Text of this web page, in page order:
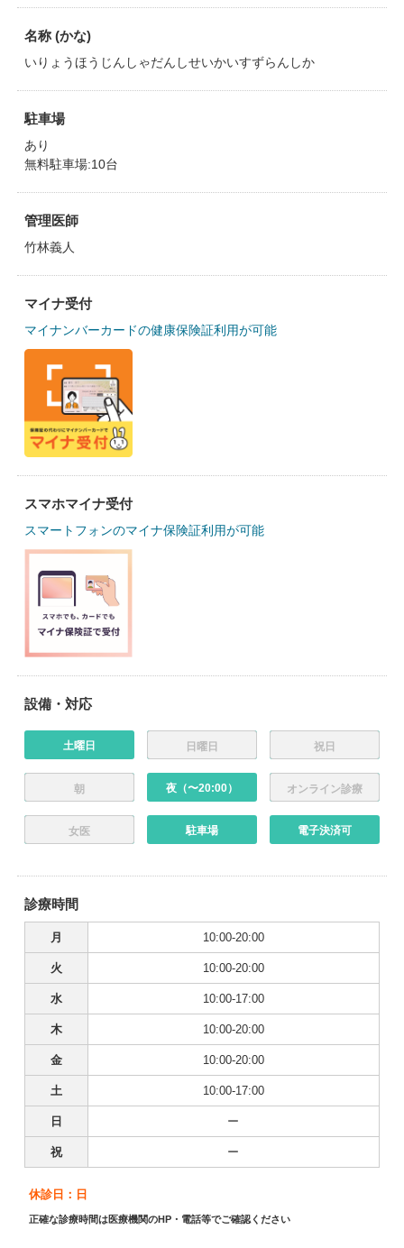
名称 (かな)
いりょうほうじんしゃだんしせいかいすずらんしか
駐車場
あり
無料駐車場:10台
管理医師
竹林義人
マイナ受付
マイナンバーカードの健康保険証利用が可能
スマホマイナ受付
スマートフォンのマイナ保険証利用が可能
設備・対応
土曜日 日曜日 祝日
朝 夜（〜20:00） オンライン診療
女医 駐車場 電子決済可
診療時間
月 10:00-20:00
火 10:00-20:00
水 10:00-17:00
木 10:00-20:00
金 10:00-20:00
土 10:00-17:00
日 ー
祝 ー
休診日：日
正確な診療時間は医療機関のHP・電話等でご確認ください